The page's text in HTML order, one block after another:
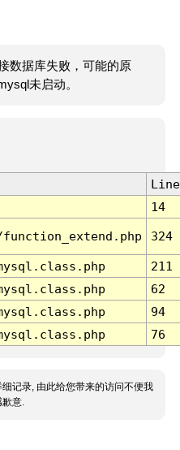
数据库失败，可能的原
未启动。
Line
14
324
211
62
94
76
记录, 由此给您带来的访问不便我
歉意.